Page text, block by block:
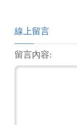
線上留言
留言內容: